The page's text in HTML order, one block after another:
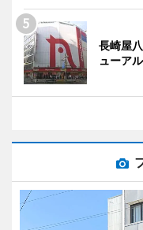
長崎屋
ューア